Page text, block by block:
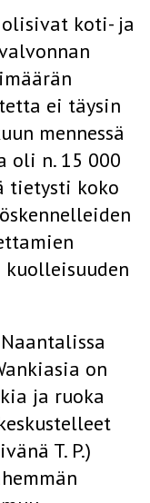
koti- ja
ei täysin
mennessä
oli n. 15 000
tietysti koko
on
ja ruoka
T. P.)